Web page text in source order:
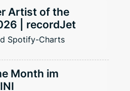
Artist of the
| recordJet
Spotify-Charts
Month im